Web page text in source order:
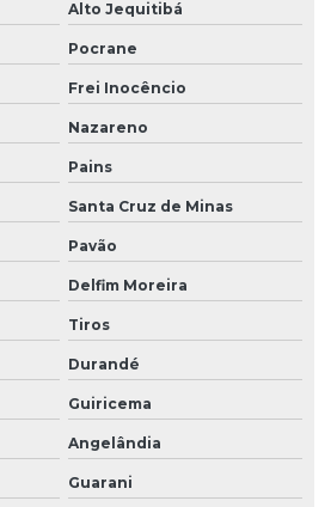
Alto Jequitibá
Pocrane
Frei Inocêncio
Nazareno
Pains
Santa Cruz de Minas
Pavão
Delfim Moreira
Tiros
Durandé
Guiricema
Angelândia
Guarani